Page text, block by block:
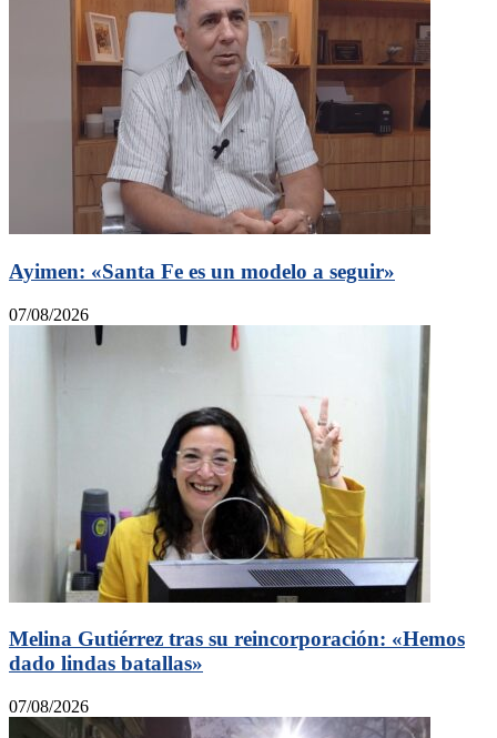
Ayimen: «Santa Fe es un modelo a seguir»
07/08/2026
Melina Gutiérrez tras su reincorporación: «Hemos
dado lindas batallas»
07/08/2026